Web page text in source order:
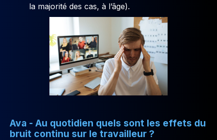
la majorité des cas, à l’âge).
Ava - Au quotidien quels sont les effets du
bruit continu sur le travailleur ?